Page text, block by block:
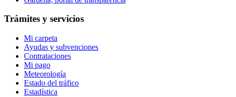
Trámites y servicios
Mi carpeta
Ayudas y subvenciones
Contrataciones
Mi pago
Meteorología
Estado del tráfico
Estadística